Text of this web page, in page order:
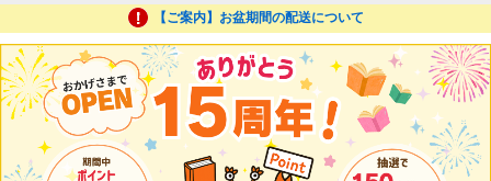
【ご案内】お盆期間の配送について